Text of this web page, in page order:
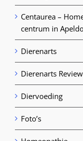
Centaurea –
centrum in
Dierenarts
Dierenarts
Diervoeding
Foto’s